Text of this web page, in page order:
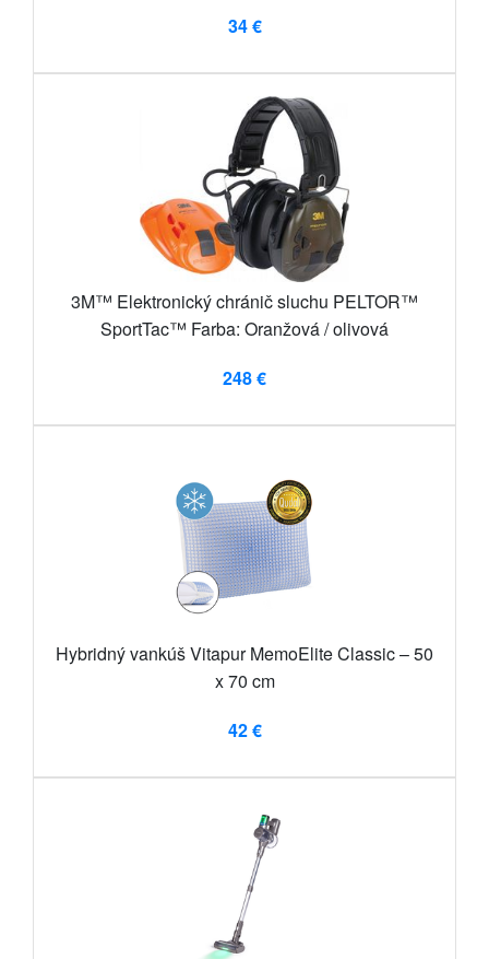
34 €
3M™ Elektronický chránič sluchu PELTOR™
SportTac™ Farba: Oranžová / olivová
248 €
Hybridný vankúš Vitapur MemoElite Classic – 50
x 70 cm
42 €